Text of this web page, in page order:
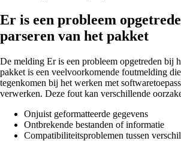
Er is een probleem
parseren van het pakket
De melding Er is een probleem opgetreden bij
pakket is een veelvoorkomende foutmelding
tegenkomen bij het werken met
verwerken. Deze fout kan verschillende
Onjuist geformatteerde gegevens
Ontbrekende bestanden of informatie
Compatibiliteitsproblemen tussen